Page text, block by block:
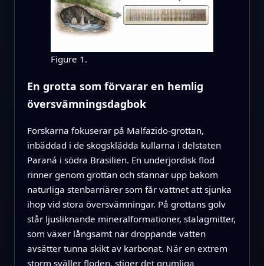
Figure 1.
En grotta som förvarar en hemlig
översvämningsdagbok
Forskarna fokuserar på Malfazido-grottan,
inbäddad i de skogsklädda kullarna i delstaten
Paraná i södra Brasilien. En underjordisk flod
rinner genom grottan och stannar upp bakom
naturliga stenbarriärer som får vattnet att sjunka
ihop vid stora översvämningar. På grottans golv
står ljusliknande mineralformationer, stalagmitter,
som växer långsamt när droppande vatten
avsätter tunna skikt av karbonat. När en extrem
storm sväller floden, stiger det grumliga